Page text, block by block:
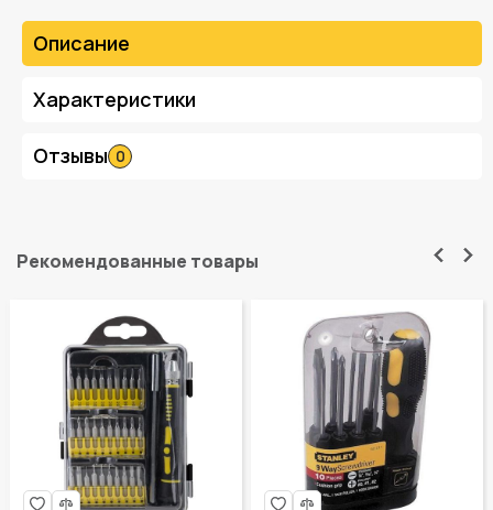
Описание
Характеристики
Отзывы 0
Рекомендованные товары